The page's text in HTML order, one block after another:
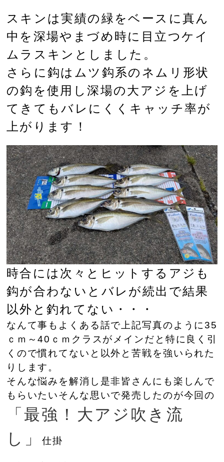
スキンは実績の緑をベースに真ん
中を深場やまづめ時に目立つケイ
ムラスキンとしました。
さらに鈎はムツ鈎系のネムリ形状
の鈎を使用し深場の大アジを上げ
てきてもバレにくくキャッチ率が
上がります！
時合には次々とヒットするアジも
鈎が合わないとバレが続出で結果
以外と釣れてない・・・
なんて事もよくある話で上記写真のように35
ｃｍ～40ｃｍクラスがメインだと特に良く引
くので慣れてないと以外と苦戦を強いられた
りします。
そんな悩みを解消し是非皆さんにも楽しんで
もらいたいそんな思いで発売したのが今回の
「最強！大アジ吹き流
し」仕掛